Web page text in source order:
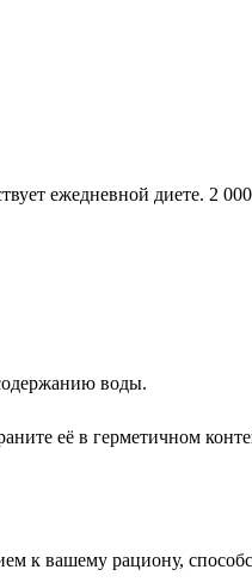
ежедневной диете. 2
воды.
её в герметичном
к вашему рациону,